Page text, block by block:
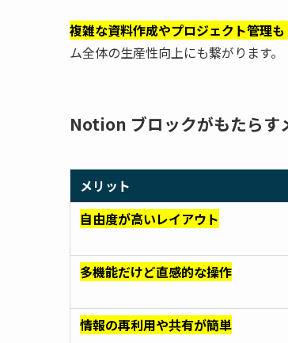
複雑な資料作成やプロジェクト管理
ム全体の生産性向上にも繋がります。
Notion ブロックがもたらす
メリット
自由度が高いレイアウト
多機能だけど直感的な操作
情報の再利用や共有が簡単